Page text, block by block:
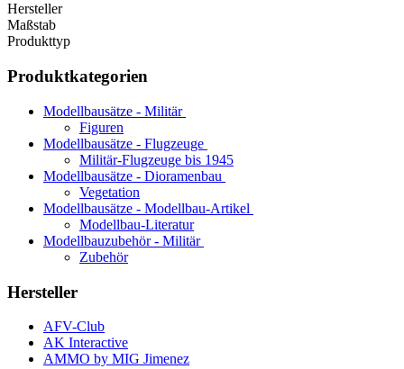
Hersteller
Maßstab
Produkttyp
Produktkategorien
Modellbausätze - Militär
Figuren
Modellbausätze - Flugzeuge
Militär-Flugzeuge bis 1945
Modellbausätze - Dioramenbau
Vegetation
Modellbausätze - Modellbau-Artikel
Modellbau-Literatur
Modellbauzubehör - Militär
Zubehör
Hersteller
AFV-Club
AK Interactive
AMMO by MIG Jimenez